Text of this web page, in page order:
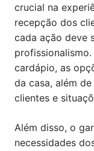
crucial na
recepção dos
cada ação deve
cardápio, as
da casa, além
clientes e
Além disso, o
necessidades